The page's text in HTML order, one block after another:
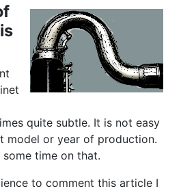
quite subtle. It is not easy
model or year of production.
time on that.
to comment this article I